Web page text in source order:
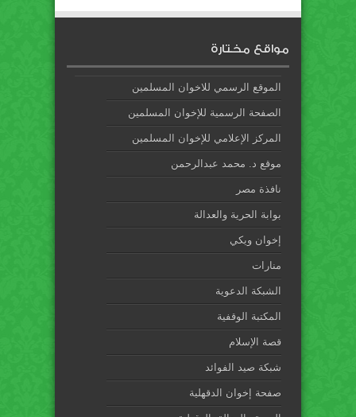
مواقع مختارة
الموقع الرسمي للاخوان المسلمين
الصفحة الرسمية للإخوان المسلمين
المركز الإعلامي للإخوان المسلمين
موقع د. محمد عبدالرحمن
نافذة مصر
بوابة الحرية والعدالة
إخوان ويكي
منارات
الشبكة الدعوية
المكتبة الوقفية
قصة الإسلام
شبكة صيد الفوائد
صفحة إخوان الدقهلية